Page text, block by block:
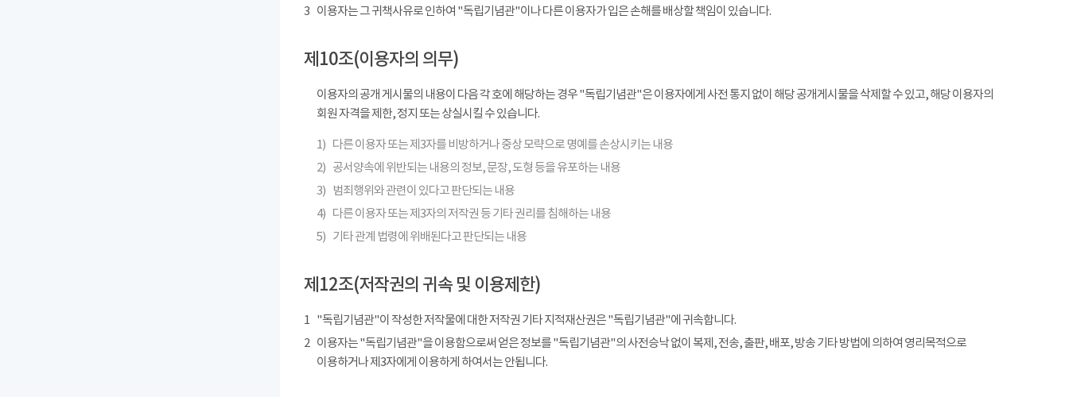
3 이용자는 그 귀책사유로 인하여 "독립기념관"이나 다른 이용자가 입은 손해를 배상할 책임이 있습니다.
제10조(이용자의 의무)
이용자의 공개 게시물의 내용이 다음 각 호에 해당하는 경우 "독립기념관"은 이용자에게 사전 통지 없이 해당 공개게시물을 삭제할 수 있고, 해당 이용자의
회원 자격을 제한, 정지 또는 상실시킬 수 있습니다.
1) 다른 이용자 또는 제3자를 비방하거나 중상 모략으로 명예를 손상시키는 내용
2) 공서양속에 위반되는 내용의 정보, 문장, 도형 등을 유포하는 내용
3)
범죄행위와 관련이 있다고 판단되는 내용
4) 다른 이용자 또는 제3자의 저작권 등 기타 권리를 침해하는 내용
5) 기타 관계 법령에 위배된다고 판단되는 내용
제12조(저작권의 귀속 및 이용제한)
1 "독립기념관"이 작성한 저작물에 대한 저작권 기타 지적재산권은 "독립기념관"에 귀속합니다.
2 이용자는 "독립기념관"을 이용함으로써 얻은 정보를 "독립기념관"의 사전승낙 없이 복제, 전송, 출판, 배포, 방송 기타 방법에 의하여 영리목적으로
이용하거나 제3자에게 이용하게 하여서는 안됩니다.